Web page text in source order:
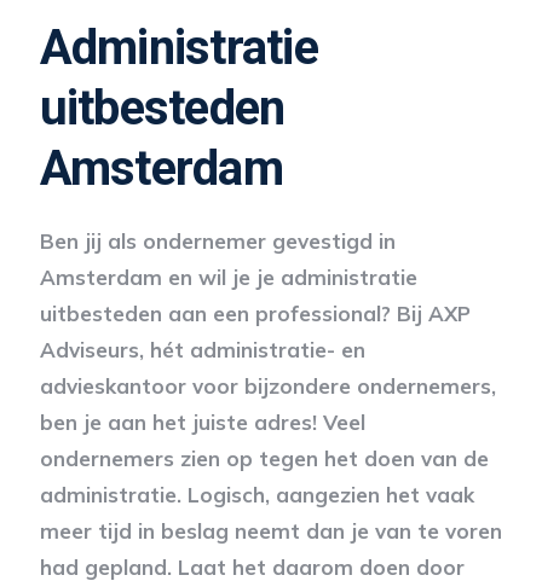
Administratie
uitbesteden
Amsterdam
Ben jij als ondernemer gevestigd in
Amsterdam en wil je je administratie
uitbesteden aan een professional? Bij AXP
Adviseurs, hét administratie- en
advieskantoor voor bijzondere ondernemers,
ben je aan het juiste adres! Veel
ondernemers zien op tegen het doen van de
administratie. Logisch, aangezien het vaak
meer tijd in beslag neemt dan je van te voren
had gepland. Laat het daarom doen door